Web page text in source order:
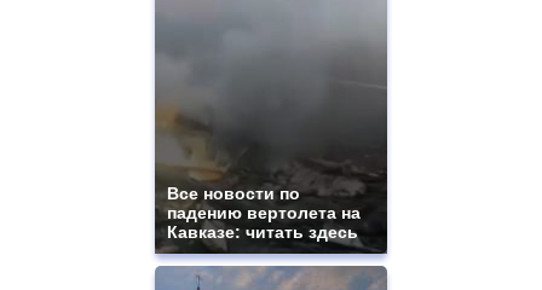
Все новости по
падению вертолета на
Кавказе: читать здесь